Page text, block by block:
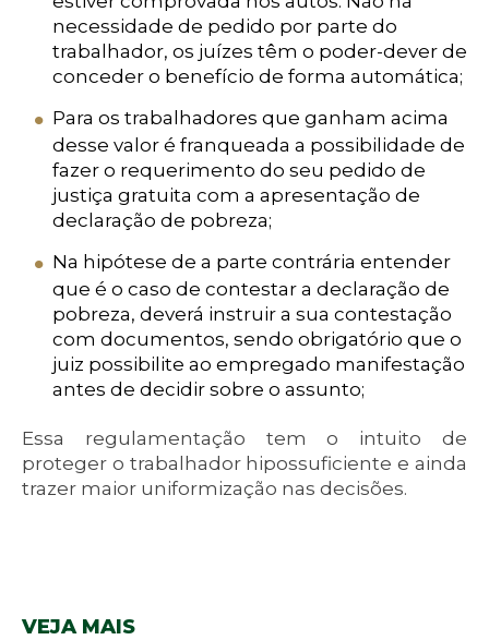
necessidade de pedido por parte do
trabalhador, os juízes têm o poder-dever de
conceder o benefício de forma automática;
Para os trabalhadores que ganham acima
desse valor é franqueada a possibilidade de
fazer o requerimento do seu pedido de
justiça gratuita com a apresentação de
declaração de pobreza;
Na hipótese de a parte contrária entender
que é o caso de contestar a declaração de
pobreza, deverá instruir a sua contestação
com documentos, sendo obrigatório que o
juiz possibilite ao empregado manifestação
antes de decidir sobre o assunto;
Essa regulamentação tem o intuito de
proteger o trabalhador hipossuficiente e ainda
trazer maior uniformização nas decisões.
VEJA MAIS